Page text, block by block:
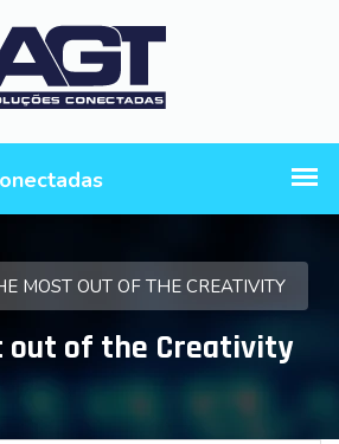
MOST OUT OF THE CREATIVITY
out of the Creativity